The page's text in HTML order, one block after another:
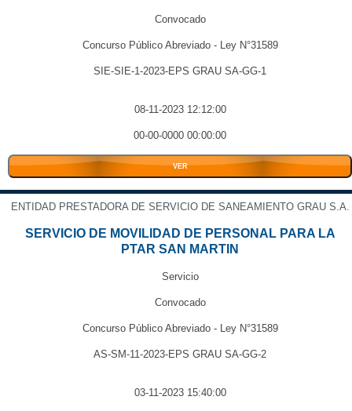
Convocado
Concurso Público Abreviado - Ley N°31589
SIE-SIE-1-2023-EPS GRAU SA-GG-1
08-11-2023 12:12:00
00-00-0000 00:00:00
VER
ENTIDAD PRESTADORA DE SERVICIO DE SANEAMIENTO GRAU S.A.
SERVICIO DE MOVILIDAD DE PERSONAL PARA LA
PTAR SAN MARTIN
Servicio
Convocado
Concurso Público Abreviado - Ley N°31589
AS-SM-11-2023-EPS GRAU SA-GG-2
03-11-2023 15:40:00